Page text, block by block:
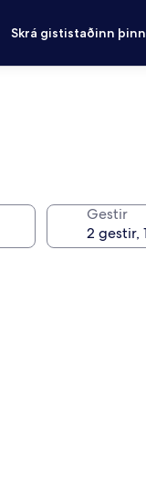
Skrá gististaðinn þinn
Gestir